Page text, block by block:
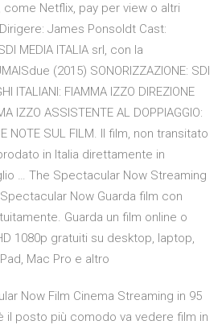
Netflix, pay per view o altri
James Ponsoldt Cast:
MEDIA ITALIA srl, con la
(2015) SONORIZZAZIONE: SDI
ITALIANI: FIAMMA IZZO DIREZIONE
IZZO ASSISTENTE AL DOPPIAGGIO:
NOTE SUL FILM. Il film, non transitato
in Italia direttamente in
… The Spectacular Now Streaming
Now Guarda film con
Guarda un film online o
1080p gratuiti su desktop, laptop,
Mac Pro e altro
Now Film Cinema Streaming in 95
il posto più comodo va vedere film in